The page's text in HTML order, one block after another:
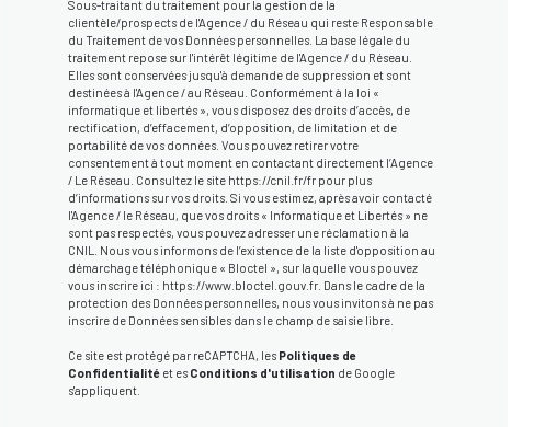
Sous-traitant du traitement pour la gestion de la
clientèle/prospects de l'Agence / du Réseau qui reste Responsable
du Traitement de vos Données personnelles. La base légale du
traitement repose sur l'intérêt légitime de l'Agence / du Réseau.
Elles sont conservées jusqu'à demande de suppression et sont
destinées à l'Agence / au Réseau. Conformément à la loi «
informatique et libertés », vous disposez des droits d’accès, de
rectification, d’effacement, d’opposition, de limitation et de
portabilité de vos données. Vous pouvez retirer votre
consentement à tout moment en contactant directement l’Agence
/ Le Réseau. Consultez le site https://cnil.fr/frpour plus
d’informations sur vos droits. Si vous estimez, après avoir contacté
l'Agence / le Réseau, que vos droits « Informatique et Libertés » ne
sont pas respectés, vous pouvez adresser une réclamation à la
CNIL. Nous vous informons de l’existence de la liste d'opposition au
démarchage téléphonique « Bloctel », sur laquelle vous pouvez
vous inscrire ici : https://www.bloctel.gouv.fr. Dans le cadre de la
protection des Données personnelles, nous vous invitons à ne pas
inscrire de Données sensibles dans le champ de saisie libre.
Ce site est protégé par reCAPTCHA, lesPolitiques de
Confidentialitéet esConditions d'utilisation de Google
s'appliquent.